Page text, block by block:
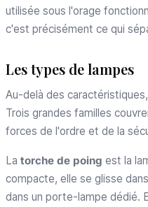
utilisée sous l'orage
c'est précisément ce qui
Les types de lampes
Au-delà des
Trois grandes familles
forces de l'ordre et de la
La torche de poing est la
compacte, elle se glisse
dans un porte-lampe dédié.